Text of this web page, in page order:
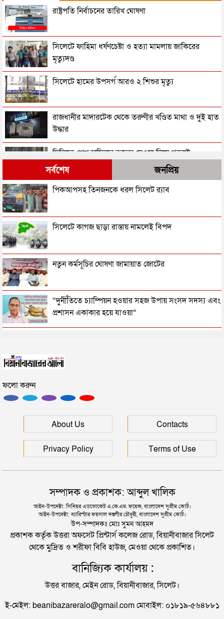
রাষ্ট্রপতি নির্বাচনের তারিখ ঘোষণা
সিলেটে ফাহিমা ধর্ষণচেষ্টা ও হত্যা মামলায় জাকিরের
মৃত্যুদণ্ড
সিলেটে হামের উপসর্গ আরও ২ শিশুর মৃত্যু
রাজধানীর মাদারটেক থেকে তরুণীর খণ্ডিত মাথা ও দুই হাত
উদ্ধার
দিল্লিতে শেখ হাসিনার বক্তব্য দেওয়া নিয়ে পররাষ্ট্র
মন্ত্রণালয়ের ক্ষোভ
সিলেটের সাবেক মন্ত্রী-এমপিরা কে কোথায়?
জুলাই আন্দোলন ছাত্র-জনতার বীরত্বের স্মারকস্তম্ভ:
সিলেটের জোড়া ব্রিজের পাশ থেকে আটক ফরহাদ- বাদশা
সিলেটে সড়ক দুর্ঘটনায় প্রাণ গেল যুবকের
ইউনূসকে সঙ্গে নিয়ে জুলাই স্মৃতি জাদুঘর উদ্বোধন করলেন
সিলেটে আরও দুইজনের মৃত্যু, হাসপাতালে ৩ শতাধিক
সিলেটের মাস্টারপ্ল্যান বাস্তবায়নে ঢাকায় উচ্চপর্যায়ে যা হল
দুই তরুণীকে তুলে নিয়ে ধর্ষণ, ৬ যুবককে যে শাস্তি দিলে
আদালত
যুক্তরাজ্যে বাংলাদেশিদের মধ্যে ৯৫ শতাংশই সিলেটি
সিলেটে বিচার নিয়ে হতাশ ৬ শহীদ পরিবার
সর্বশেষ জনপ্রিয়
পিকআপসহ তিনজনকে ধরল সিলেট র‌্যাব
সিলেটে কাগজ ছাড়া রাস্তায় নামলেই বিপদ
নতুন কর্মসূচির ঘোষণা জামায়াত জোটের
“দুর্নীতিতে চ্যাম্পিয়ন হওয়ার সহজ উপায় সংসদ সদস্য এবং
প্রশাসন একাকার হয়ে যাওয়া”
রাজধানীর মাদারটেক থেকে তরুণীর খণ্ডিত মাথা ও দুই হাত
উদ্ধার
দিল্লিতে শেখ হাসিনার বক্তব্য দেওয়া নিয়ে পররাষ্ট্র
মন্ত্রণালয়ের ক্ষোভ
সিলেটের সাবেক মন্ত্রী-এমপিরা কে কোথায়?
জুলাই আন্দোলন ছাত্র-জনতার বীরত্বের স্মারকস্তম্ভ:
বিয়ানীবাজারের ইউএনও
ফলো করুন
About Us Contacts
Privacy Policy Terms of Use
সম্পাদক ও প্রকাশক: আব্দুল খালিক
আইন-উপদেষ্টা: সিনিয়র এডভোকেট এ.কে.এম. ফয়েজ, বাংলাদেশ সুপ্রীম কোর্ট।
আইন-উপদেষ্টা: ব্যারিস্টার ফয়সাল দস্তগীর চৌধুরী, বাংলাদেশ সুপ্রীম কোর্ট।
উপ-সম্পাদকঃ মোঃ সুমন আহমদ
প্রকাশক কর্তৃক উত্তরা অফসেট প্রিন্টার্স কলেজ রোড, বিয়ানীবাজার সিলেট
থেকে মুদ্রিত ও শরীফা বিবি হাউজ, মেওয়া থেকে প্রকাশিত।
বানিজ্যিক কার্যালয় :
উত্তর বাজার, মেইন রোড, বিয়ানীবাজার, সিলেট।
ই-মেইল: beanibazareralo@gmail.com মোবাইল: ০১৮১৯-৫৬৪৮৮১